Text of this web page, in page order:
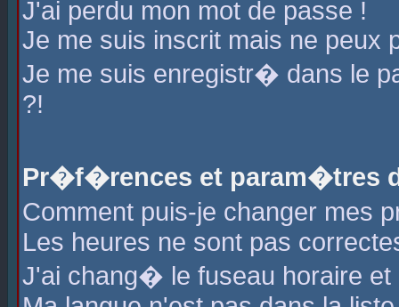
J'ai perdu mon mot de passe !
Je me suis inscrit mais ne peux
Je me suis enregistr� dans le
?!
Pr�f�rences et param�tres
Comment puis-je changer mes
Les heures ne sont pas
J'ai chang� le fuseau horaire